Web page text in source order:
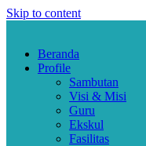
Skip to content
Beranda
Profile
Sambutan
Visi & Misi
Guru
Ekskul
Fasilitas